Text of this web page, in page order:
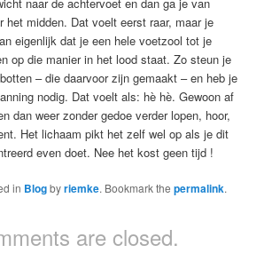
het midden. Dat voelt eerst raar, maar je
eigenlijk dat je een hele voetzool tot je
op die manier in het lood staat. Zo steun je
– die daarvoor zijn gemaakt – en heb je
nodig. Dat voelt als: hè hè. Gewoon af
dan weer zonder gedoe verder lopen, hoor,
Het lichaam pikt het zelf wel op als je dit
even doet. Nee het kost geen tijd !
in Blogbyriemke. Bookmark thepermalink.
are closed.